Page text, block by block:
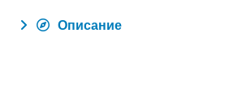
Описание